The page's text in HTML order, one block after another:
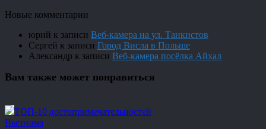
Новые комментарии
юрий к записи Веб-камера на ул. Танкистов
Сергей к записи Город Висла в Польше
Александр к записи Веб-камера посёлка Айхал
Вам также может понравиться
ТОП-10 достопримечательностей
Вьетнама